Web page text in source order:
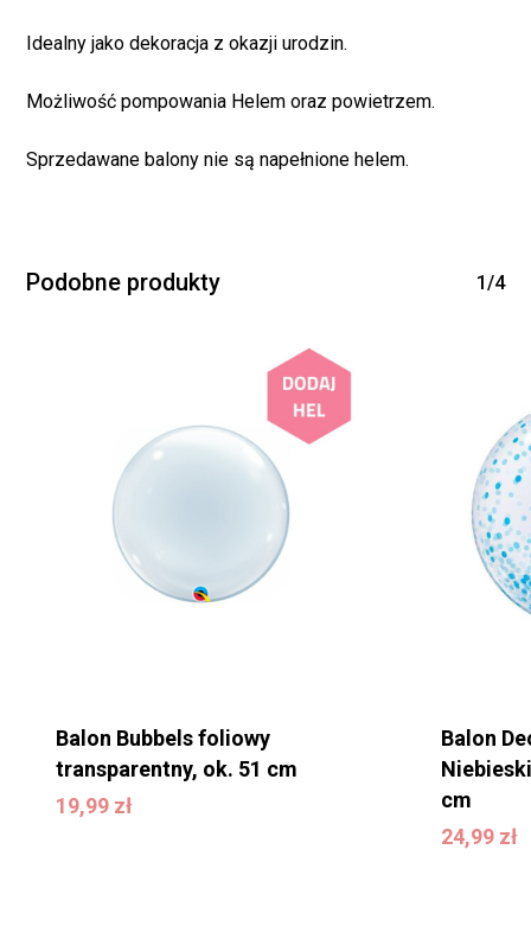
Brak produktów w
koszyku.
WRÓĆ DO SKLEPU
Idealny jako dekoracja z okazji urodzin.
Możliwość pompowania Helem oraz powietrzem.
Sprzedawane balony nie są napełnione helem.
Podobne produkty 1/4
Balon Bubbels foliowy
transparentny, ok. 51 cm
19,99 zł
19,99zł
Balon
cm
24,99 zł
24,99zł